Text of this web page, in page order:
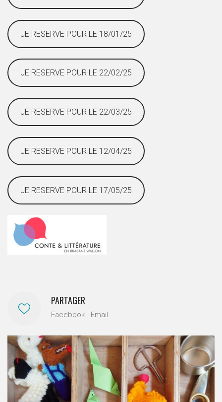
JE RESERVE POUR LE 18/01/25
JE RESERVE POUR LE 22/02/25
JE RESERVE POUR LE 22/03/25
JE RESERVE POUR LE 12/04/25
JE RESERVE POUR LE 17/05/25
PARTAGER
Facebook Email